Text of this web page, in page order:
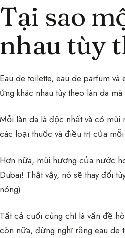
Tại sao
nhau tùy
Eau de toilette, eau de parfum
ứng khác nhau tùy theo làn da
Mỗi làn da là độc nhất và có mùi
các loại thuốc và điều trị của
Hơn nữa, mùi hương của nước
Dubai! Thật vậy, nó sẽ thay đổi
nóng).
Tất cả cuối cùng chỉ là vấn đề
còn nữa, đừng nghĩ rằng eau de